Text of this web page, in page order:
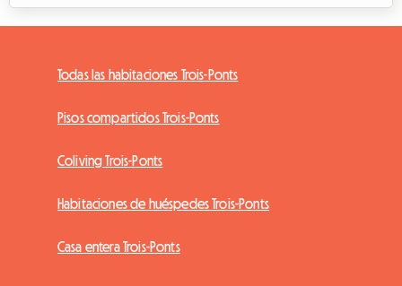
Todas las habitaciones Trois-Ponts
Pisos compartidos Trois-Ponts
Coliving Trois-Ponts
Habitaciones de huéspedes Trois-Ponts
Casa entera Trois-Ponts